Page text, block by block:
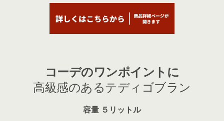
コーデのワンポイントに
高級感のあるテディゴブラン
容量 ５リットル